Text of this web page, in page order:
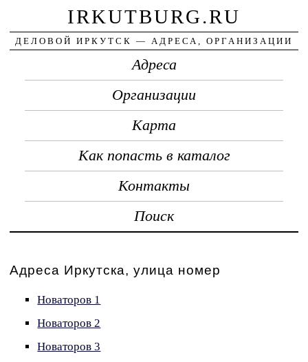
IRKUTBURG.RU
ДЕЛОВОЙ ИРКУТСК — АДРЕСА, ОРГАНИЗАЦИИ
Адреса
Организации
Карта
Как попасть в каталог
Контакты
Поиск
Адреса Иркутска, улица номер
Новаторов 1
Новаторов 2
Новаторов 3